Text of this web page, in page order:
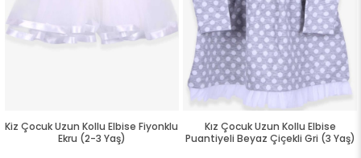
Kiz Çocuk Uzun Kollu Elbise Fiyonklu
Ekru (2-3 Yaş)
Kız Çocuk Uzun Kollu Elbise
Puantiyeli Beyaz Çiçekli Gri (3 Yaş)